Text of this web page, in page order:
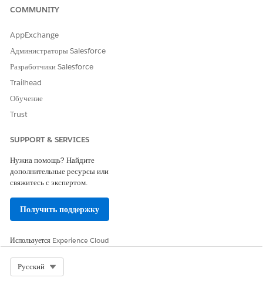
COMMUNITY
AppExchange
Администраторы Salesforce
Разработчики Salesforce
Trailhead
Обучение
Trust
SUPPORT & SERVICES
Нужна помощь? Найдите
дополнительные ресурсы или
свяжитесь с экспертом.
Получить поддержку
Используется Experience Cloud
Русский